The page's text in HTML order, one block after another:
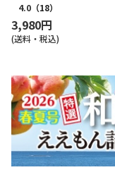
4.0 （18）
3,980円
(送料・税込)